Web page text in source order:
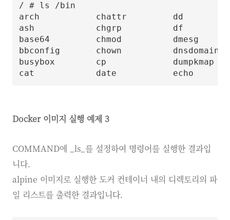
/ # ls /bin
arch           chattr         dd
ash            chgrp          df
base64         chmod
bbconfig       chown
busybox        cp
Docker 이미지 실행 예제 3
COMMAND에 _ls_를 설정하여 명령어를 실행한 결과입
니다.
alpine 이미지로 실행한 도커 컨테이너 내의 디렉토리의 파
일 리스트를 출력한 결과입니다.